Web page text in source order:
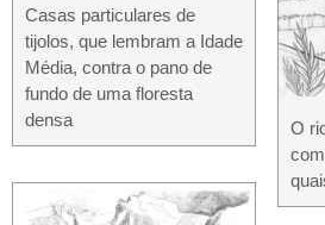
Casas particulares de
tijolos, que lembram a Idade
Média, contra o pano de
fundo de uma floresta
densa
O